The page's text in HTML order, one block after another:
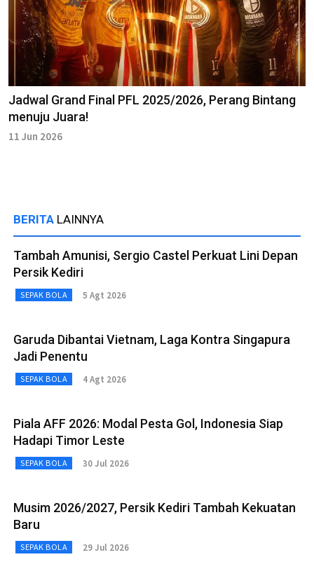
Jadwal Grand Final PFL 2025/2026, Perang Bintang
menuju Juara!
11 Jun 2026
BERITA LAINNYA
Tambah Amunisi, Sergio Castel Perkuat Lini Depan
Persik Kediri
SEPAK BOLA 5 Agt 2026
Garuda Dibantai Vietnam, Laga Kontra Singapura
Jadi Penentu
SEPAK BOLA 4 Agt 2026
Piala AFF 2026: Modal Pesta Gol, Indonesia Siap
Hadapi Timor Leste
SEPAK BOLA 30 Jul 2026
Musim 2026/2027, Persik Kediri Tambah Kekuatan
Baru
SEPAK BOLA 29 Jul 2026